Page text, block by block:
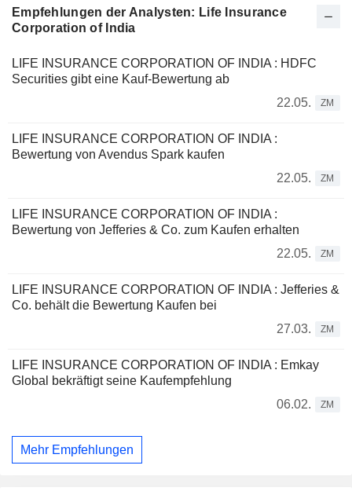
Empfehlungen der Analysten: Life Insurance
Corporation of India
LIFE INSURANCE CORPORATION OF INDIA : HDFC
Securities gibt eine Kauf-Bewertung ab
22.05.
ZM
LIFE INSURANCE CORPORATION OF INDIA :
Bewertung von Avendus Spark kaufen
22.05.
ZM
LIFE INSURANCE CORPORATION OF INDIA :
Bewertung von Jefferies & Co. zum Kaufen erhalten
22.05.
ZM
LIFE INSURANCE CORPORATION OF INDIA : Jefferies &
Co. behält die Bewertung Kaufen bei
27.03.
ZM
LIFE INSURANCE CORPORATION OF INDIA : Emkay
Global bekräftigt seine Kaufempfehlung
06.02.
ZM
Mehr Empfehlungen